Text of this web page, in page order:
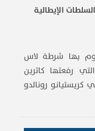
الإيطالية
بها شرطة لاس
رفعتها ​كاترين
​كريستيانو رونالدو​